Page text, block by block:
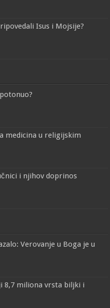
Isus i Mojsije?
medicina u religijskim
i njihov doprinos
Verovanje u Boga je u
8,7 miliona vrsta biljki i